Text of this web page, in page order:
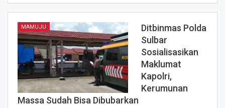
MAMUJU
Ditbinmas Polda
Sulbar
Sosialisasikan
Maklumat
Kapolri,
Kerumunan
Massa Sudah Bisa Dibubarkan